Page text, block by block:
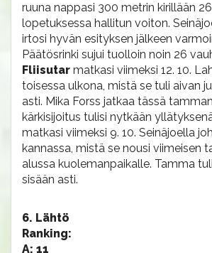
ruuna nappasi 300 metrin kirillään
lopetuksessa hallitun voiton.
irtosi hyvän esityksen jälkeen
Päätösrinki sujui tuolloin noin 26
Fliisutar matkasi viimeksi 12. 10.
toisessa ulkona, mistä se tuli aivan
asti. Mika Forss jatkaa tässä
kärkisijoitus tulisi nytkään
matkasi viimeksi 9. 10. Seinäjoella
kannassa, mistä se nousi viimeisen
alussa kuolemanpaikalle. Tamma
sisään asti.
6. Lähtö
Ranking:
A: 11